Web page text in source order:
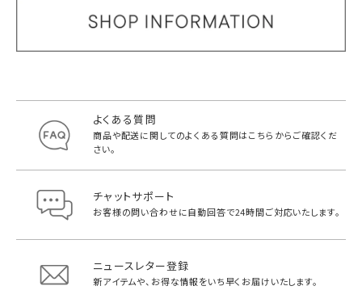
よくある質問
商品や配送に関してのよくある質問はこちらからご確認くだ
さい。
チャットサポート
お客様の問い合わせに自動回答で24時間ご対応いたします。
ニュースレター登録
新アイテムや、お得な情報をいち早く お届けいたします。